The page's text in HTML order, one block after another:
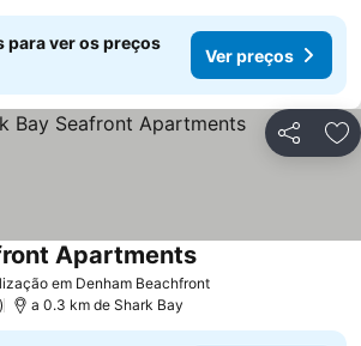
para ver os preços
Ver preços
Partilhar
em Denham BeachfrontVer preços
ApartmentsVer preços
a 0.3 km de Shark Bay